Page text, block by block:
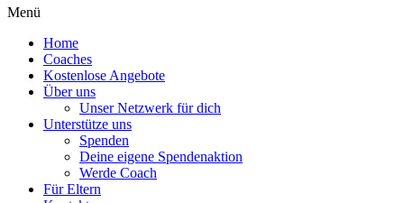
Menü
Home
Coaches
Kostenlose Angebote
Über uns
Unser Netzwerk für dich
Unterstütze uns
Spenden
Deine eigene Spendenaktion
Werde Coach
Für Eltern